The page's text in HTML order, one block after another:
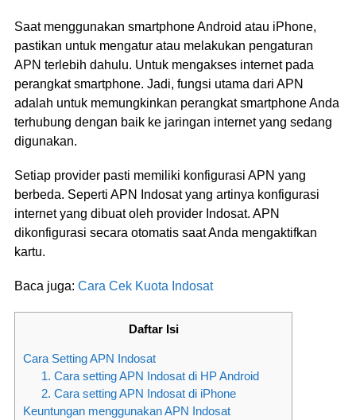
Saat menggunakan smartphone Android atau iPhone,
pastikan untuk mengatur atau melakukan pengaturan
APN terlebih dahulu. Untuk mengakses internet pada
perangkat smartphone. Jadi, fungsi utama dari APN
adalah untuk memungkinkan perangkat smartphone Anda
terhubung dengan baik ke jaringan internet yang sedang
digunakan.
Setiap provider pasti memiliki konfigurasi APN yang
berbeda. Seperti APN Indosat yang artinya konfigurasi
internet yang dibuat oleh provider Indosat. APN
dikonfigurasi secara otomatis saat Anda mengaktifkan
kartu.
Baca juga: Cara Cek Kuota Indosat
Daftar Isi
Cara Setting APN Indosat
1. Cara setting APN Indosat di HP Android
2. Cara setting APN Indosat di iPhone
Keuntungan menggunakan APN Indosat